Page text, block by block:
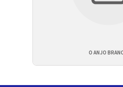
O ANJO